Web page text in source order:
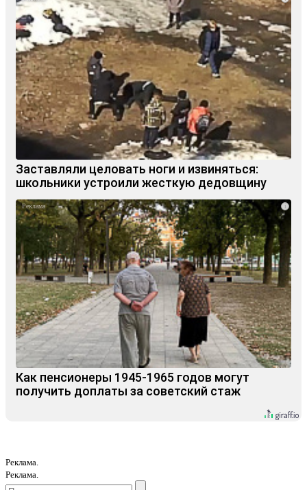
Заставляли целовать ноги и извиняться:
школьники устроили жесткую дедовщину
i
Как пенсионеры 1945-1965 годов могут
получить доплаты за советский стаж
Реклама.
Реклама.